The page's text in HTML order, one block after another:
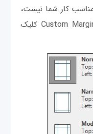
کار شما نیست،
پس در انتهای منو روی گزینه Custom Margins کلیک